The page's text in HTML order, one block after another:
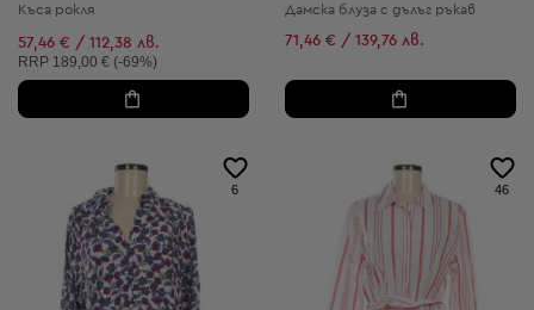
Къса рокля
57,46 € / 112,38 лв.
Препоръчителна цена:
RRP 189,00 € (-69%)
Дамска блуза с дълъг ръкав
71,46 € / 139,76 лв.
6 46